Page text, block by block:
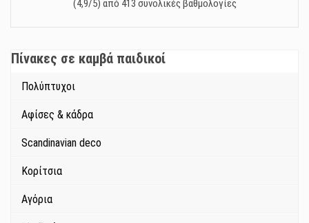
(4,9/5) από 413 συνολικές βαθμολογίες
Πίνακες σε καμβά παιδικοί
Πολύπτυχοι
Αφίσες & κάδρα
Scandinavian deco
Κορίτσια
Αγόρια